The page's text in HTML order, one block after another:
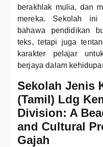
berakhlak mulia, dan
mereka. Sekolah ini
bahawa pendidikan
teks, tetapi juga
karakter pelajar
berjaya dalam
Sekolah Jenis
(Tamil) Ldg
Division: A
and Cultural
Gajah